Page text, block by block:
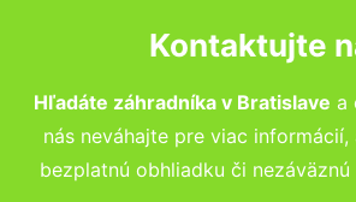
Kontaktujte
Hľadáte záhradníka v Bratislave a
nás neváhajte pre viac
bezplatnú obhliadku či